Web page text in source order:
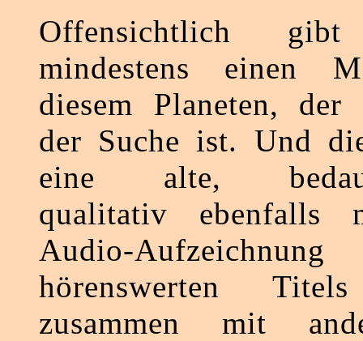
Offensichtlich
mindestens einen
diesem Planeten, der
der Suche ist. Und
eine alte,
qualitativ ebenfalls
Audio-
hörenswerten
zusammen mit